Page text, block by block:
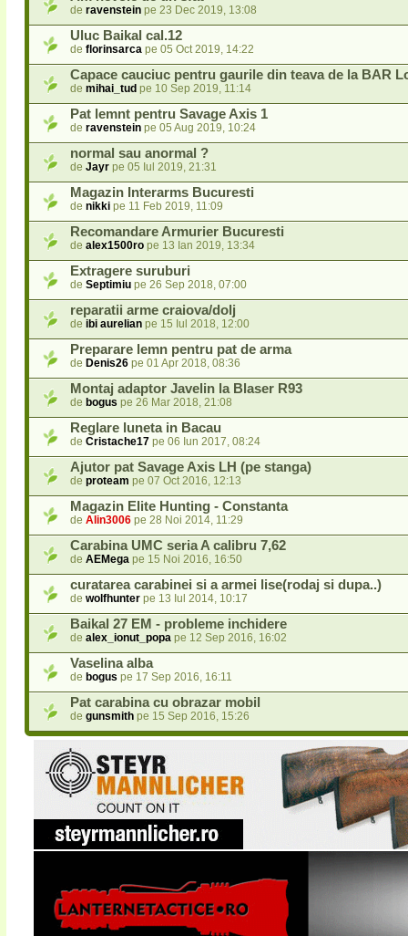
de ravenstein pe 23 Dec 2019, 13:08
Uluc Baikal cal.12
de florinsarca pe 05 Oct 2019, 14:22
Capace cauciuc pentru gaurile din teava de la BAR
de mihai_tud pe 10 Sep 2019, 11:14
Pat lemnt pentru Savage Axis 1
de ravenstein pe 05 Aug 2019, 10:24
normal sau anormal ?
de Jayr pe 05 Iul 2019, 21:31
Magazin Interarms Bucuresti
de nikki pe 11 Feb 2019, 11:09
Recomandare Armurier Bucuresti
de alex1500ro pe 13 Ian 2019, 13:34
Extragere suruburi
de Septimiu pe 26 Sep 2018, 07:00
reparatii arme craiova/dolj
de ibi aurelian pe 15 Iul 2018, 12:00
Preparare lemn pentru pat de arma
de Denis26 pe 01 Apr 2018, 08:36
Montaj adaptor Javelin la Blaser R93
de bogus pe 26 Mar 2018, 21:08
Reglare luneta in Bacau
de Cristache17 pe 06 Iun 2017, 08:24
Ajutor pat Savage Axis LH (pe stanga)
de proteam pe 07 Oct 2016, 12:13
Magazin Elite Hunting - Constanta
de Alin3006 pe 28 Noi 2014, 11:29
Carabina UMC seria A calibru 7,62
de AEMega pe 15 Noi 2016, 16:50
curatarea carabinei si a armei lise(rodaj si dupa..)
de wolfhunter pe 13 Iul 2014, 10:17
Baikal 27 EM - probleme inchidere
de alex_ionut_popa pe 12 Sep 2016, 16:02
Vaselina alba
de bogus pe 17 Sep 2016, 16:11
Pat carabina cu obrazar mobil
de gunsmith pe 15 Sep 2016, 15:26